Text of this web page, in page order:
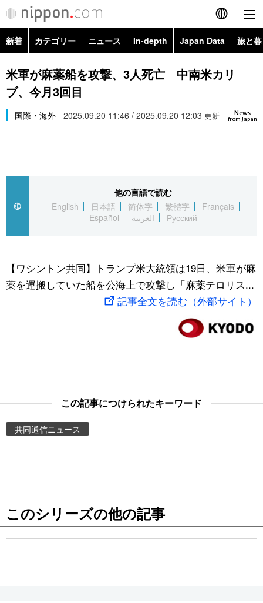
English
简体字
Русский
カテゴリー
経済・ビジネス
国際
文化
トップ
アーカイブ
In-depth
Japan Data
動画/Live
お知らせ
新着 カテゴリー ニュース In-depth Japan Data 旅と
政治・外交
経済・ビジネス
スポーツ・東京2020
Topics
米軍が麻薬船を攻撃、3人死亡 中南米カリ
ブ、今月3回目
News
from Japan
国際・海外 2025.09.20 11:46 / 2025.09.20 12:03 更新
他の言語で読む
English
日本語 简体字 繁體字
Français
Español
العربية Русский
【ワシントン共同】トランプ米大統領は19日、米軍が麻
薬を運搬していた船を公海上で攻撃し「麻薬テロリス...
記事全文を読む（外部サイト）
この記事につけられたキーワード
共同通信ニュース
このシリーズの他の記事